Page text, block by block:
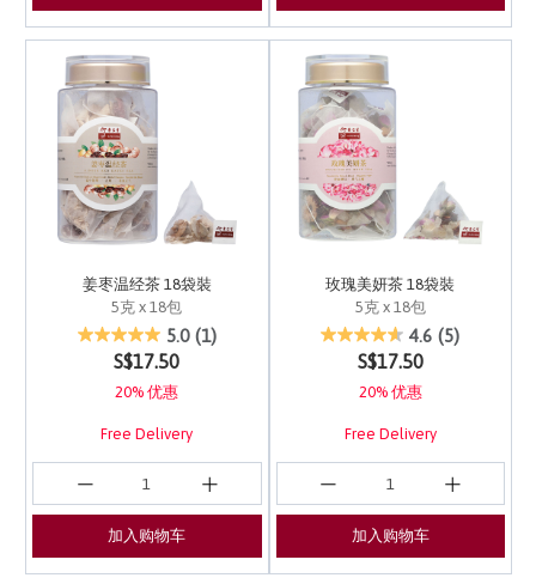
姜枣温经茶 18袋裝
5克 x 18包
3.1 out of 5 Customer Rating
5.0 (1)
S$17.50
20% 优惠
Free Delivery
加入购物车
玫瑰美妍茶 18袋裝
5克 x 18包
4.2 out of 5 Customer
4.6 (5)
S$17.50
20% 优惠
Free Delivery
加入购物车